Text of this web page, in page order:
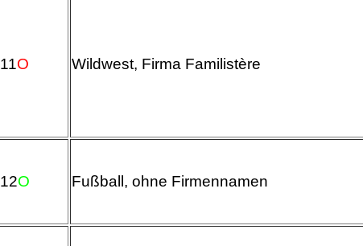
11O Wildwest, Firma Familistère
12O Fußball, ohne Firmennamen